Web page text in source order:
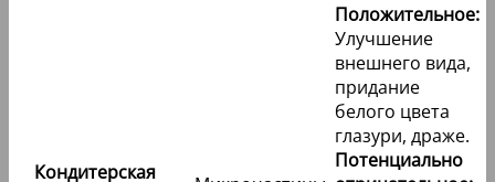
Кондитерская
Положительное:
Улучшение
внешнего вида,
придание
белого цвета
глазури, драже.
Потенциально